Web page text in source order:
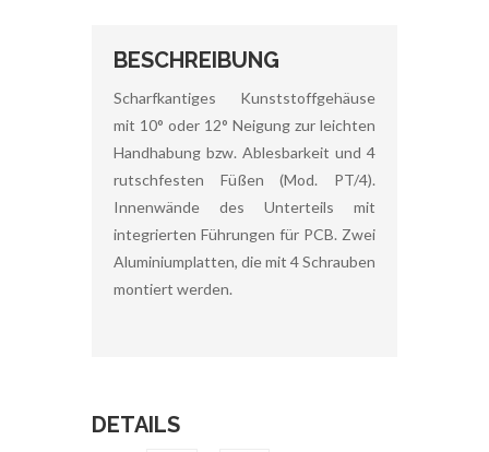
BESCHREIBUNG
Scharfkantiges Kunststoffgehäuse
mit 10° oder 12° Neigung zur leichten
Handhabung bzw. Ablesbarkeit und 4
rutschfesten Füßen (Mod. PT/4).
Innenwände des Unterteils mit
integrierten Führungen für PCB. Zwei
Aluminiumplatten, die mit 4 Schrauben
montiert werden.
DETAILS